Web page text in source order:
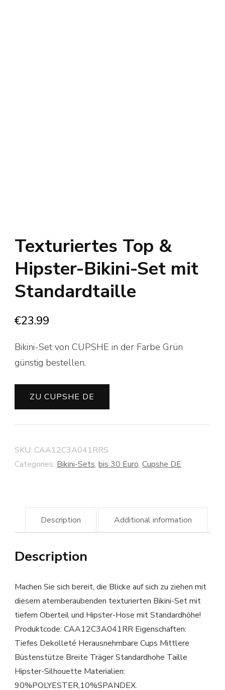
Texturiertes Top &
Hipster-Bikini-Set mit
Standardtaille
€23.99
Bikini-Set von CUPSHE in der Farbe Grün
günstig bestellen.
ZU CUPSHE DE
SKU: CAA12C3A041RRS
Categories: Bikini-Sets, bis 30 Euro, Cupshe DE
Description Additional information
Description
Machen Sie sich bereit, die Blicke auf sich zu ziehen mit
diesem atemberaubenden texturierten Bikini-Set mit
tiefem Oberteil und Hipster-Hose mit Standardhöhe!
Produktcode: CAA12C3A041RR Eigenschaften:
Tiefes Dekolleté Herausnehmbare Cups Mittlere
Büstenstütze Breite Träger Standardhohe Taille
Hipster-Silhouette Materialien:
90%POLYESTER,10%SPANDEX.